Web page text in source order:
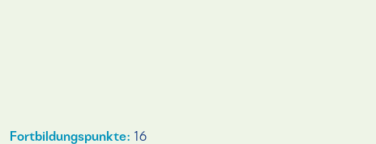
Fortbildungspunkte: 16